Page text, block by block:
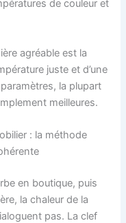
de couleur et
agréable est la
juste et d’une
la plupart
meilleures.
: la méthode
en boutique, puis
la chaleur de la
pas. La clef